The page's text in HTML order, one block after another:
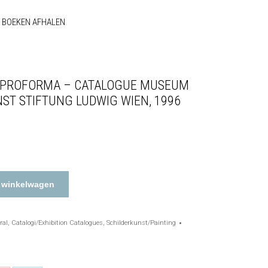
BOEKEN AFHALEN
– CATALOGUE MUSEUM
STIFTUNG LUDWIG WIEN, 1996
, Catalogi/Exhibition Catalogues, Schilderkunst/Painting